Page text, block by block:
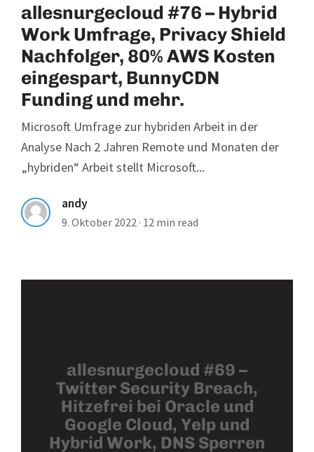
allesnurgecloud #76 – Hybrid
Work Umfrage, Privacy Shield
Nachfolger, 80% AWS Kosten
eingespart, BunnyCDN
Funding und mehr.
Microsoft Umfrage zur hybriden Arbeit in der
Analyse Nach 2 Jahren Remote und Monaten der
„hybriden“ Arbeit stellt Microsoft...
andy
9. Oktober 2022 · 12 min read
allesnurgecloud #69 –
Twitter Security Breach,
Hitzefrei bei Oracle und
Google Cloud, Yelp und
Hybrid Work, DNS Sperren